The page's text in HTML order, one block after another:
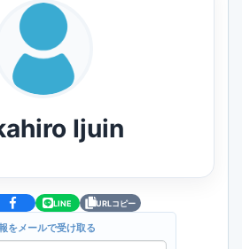
Ijuin
LINE URLコピー
をメールで受け取る